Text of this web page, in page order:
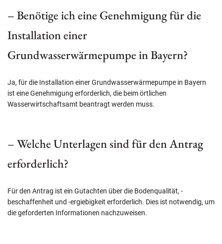
– Benötige ich eine Genehmigung für die
Installation einer
Grundwasserwärmepumpe in Bayern?
Ja, für die Installation einer Grundwasserwärmepumpe in Bayern
ist eine Genehmigung erforderlich, die beim örtlichen
Wasserwirtschaftsamt beantragt werden muss.
– Welche Unterlagen sind für den Antrag
erforderlich?
Für den Antrag ist ein Gutachten über die Bodenqualität, -
beschaffenheit und -ergiebigkeit erforderlich. Dies ist notwendig, um
die geforderten Informationen nachzuweisen.